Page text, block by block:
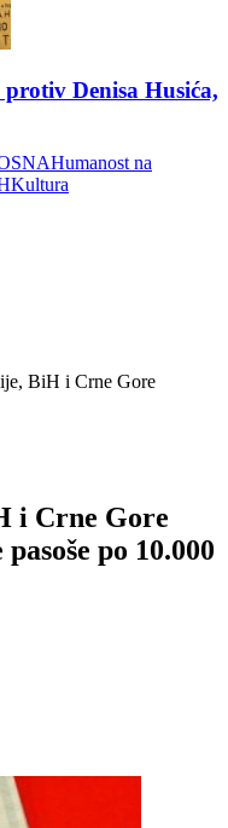
Denisa Husića,
Humanost na
Kultura
BiH i Crne Gore
i Crne Gore
po 10.000